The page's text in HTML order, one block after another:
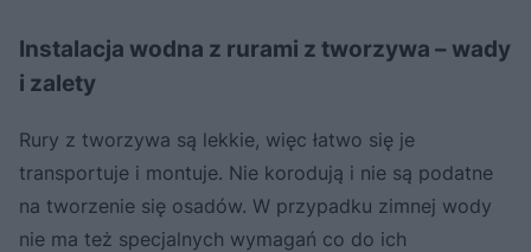
Instalacja wodna z rurami z tworzywa – wady
i zalety
Rury z tworzywa są lekkie, więc łatwo się je
transportuje i montuje. Nie korodują i nie są podatne
na tworzenie się osadów. W przypadku zimnej wody
nie ma też specjalnych wymagań co do ich